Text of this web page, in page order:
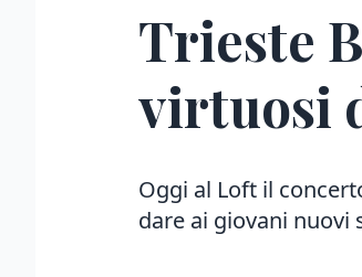
Trieste
virtuosi
Oggi al Loft il
dare ai giovani nuovi